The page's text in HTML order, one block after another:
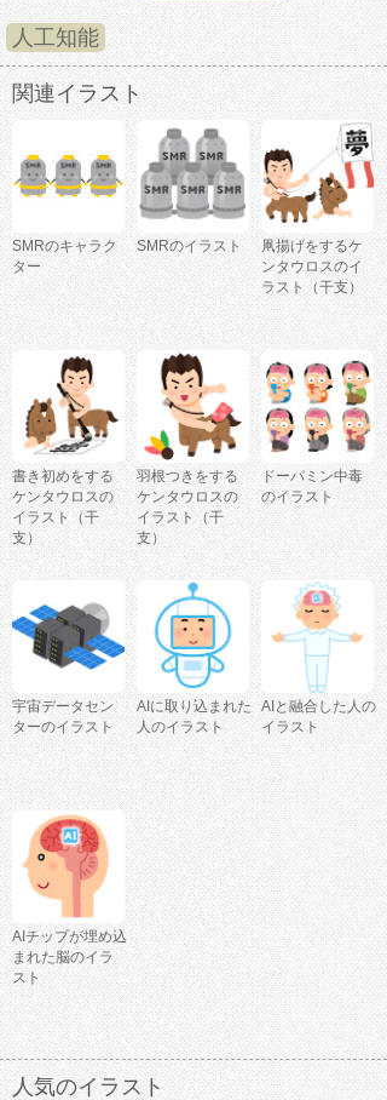
人工知能
関連イラスト
SMRのキャラク
ター
SMRのイラスト
凧揚げをするケ
ンタウロスのイ
ラスト（干支）
書き初めをする
ケンタウロスの
イラスト（干
支）
羽根つきをする
ケンタウロスの
イラスト（干
支）
ドーパミン中毒
のイラスト
宇宙データセン
ターのイラスト
AIに取り込まれた
人のイラスト
AIと融合した人の
イラスト
AIチップが埋め込
まれた脳のイラ
スト
人気のイラスト